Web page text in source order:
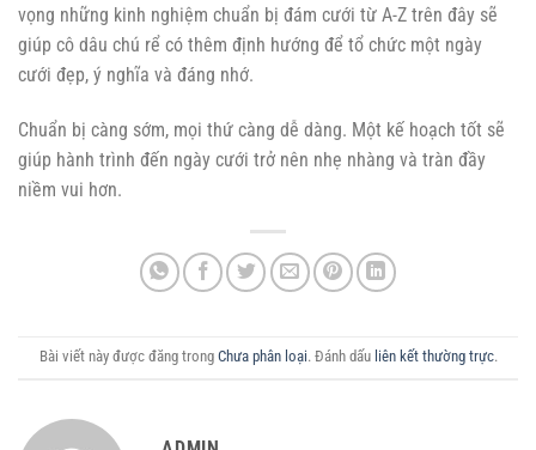
vọng những kinh nghiệm chuẩn bị đám cưới từ A-Z trên đây sẽ
giúp cô dâu chú rể có thêm định hướng để tổ chức một ngày
cưới đẹp, ý nghĩa và đáng nhớ.
Chuẩn bị càng sớm, mọi thứ càng dễ dàng. Một kế hoạch tốt sẽ
giúp hành trình đến ngày cưới trở nên nhẹ nhàng và tràn đầy
niềm vui hơn.
Bài viết này được đăng trong Chưa phân loại. Đánh dấu liên kết thường trực.